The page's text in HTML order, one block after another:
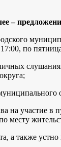
–
по
на участие в
месту
а также